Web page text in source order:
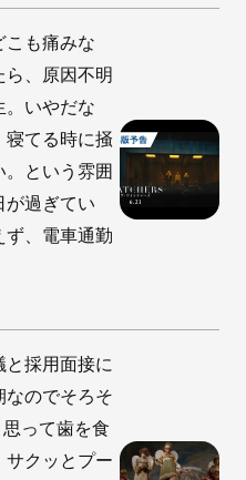
こも痛みな
ら、原因不明
。いやだな
寝てる時に掻
。という雰囲
が過ぎてい
ず、電車通勤
採用面接に
のでそろそ
って歯を食
サクッとプー